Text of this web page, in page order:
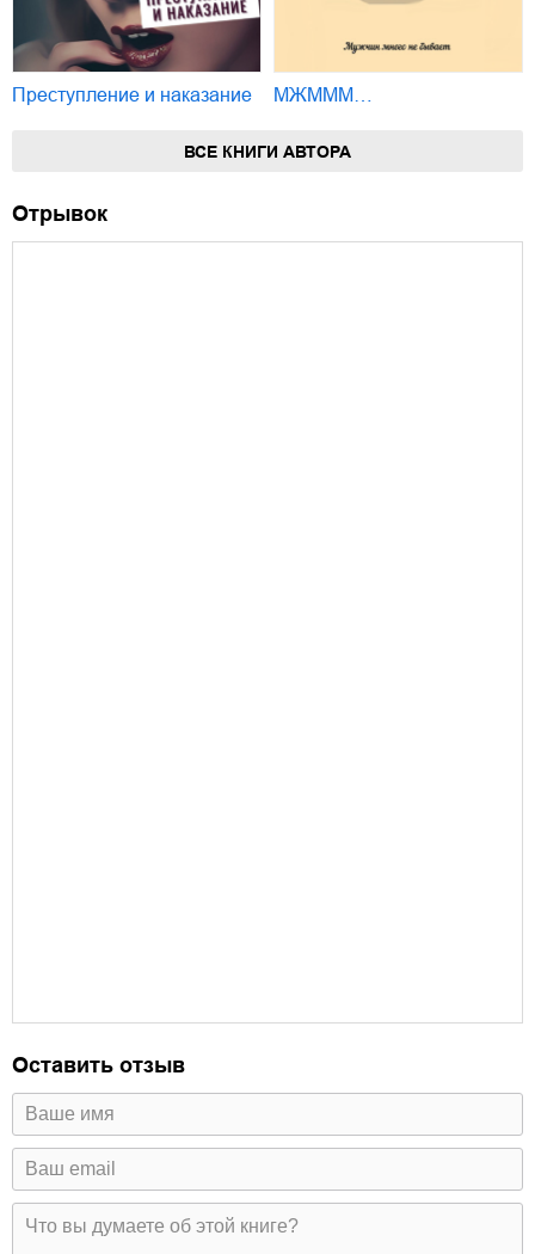
Преступление и наказание МЖМММ…
ВСЕ КНИГИ АВТОРА
Отрывок
Оставить отзыв